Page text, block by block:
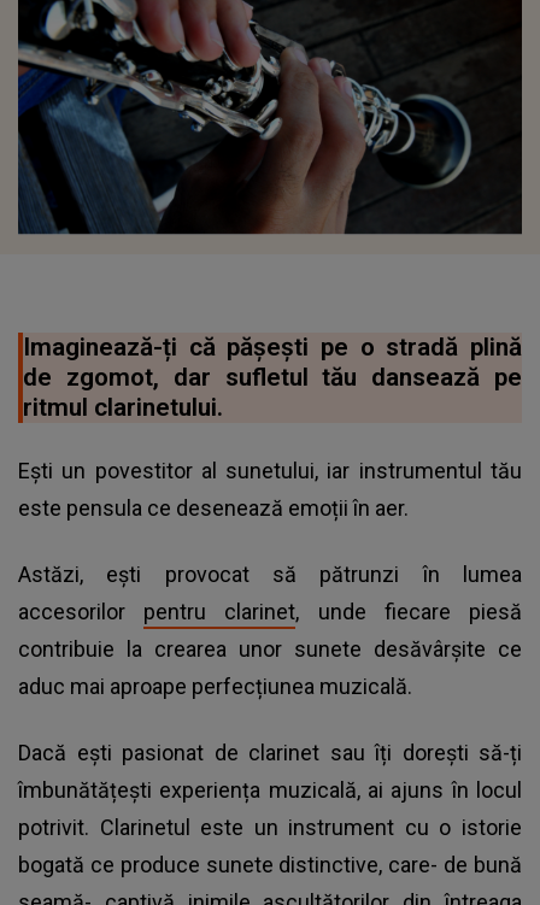
Imaginează-ți că pășești pe o stradă plină
de zgomot, dar sufletul tău dansează pe
ritmul clarinetului.
Ești un povestitor al sunetului, iar instrumentul tău
este pensula ce desenează emoții în aer.
Astăzi, ești provocat să pătrunzi în lumea
accesorilor pentru clarinet, unde fiecare piesă
contribuie la crearea unor sunete desăvârșite ce
aduc mai aproape perfecțiunea muzicală.
Dacă ești pasionat de clarinet sau îți dorești să-ți
îmbunătățești experiența muzicală, ai ajuns în locul
potrivit. Clarinetul este un instrument cu o istorie
bogată ce produce sunete distinctive, care- de bună